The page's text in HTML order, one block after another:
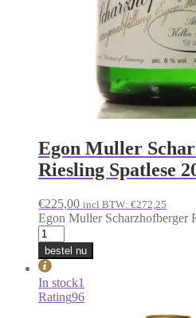
Egon Muller
Riesling Spatlese
€225,00 incl BTW: €272,25
Egon Muller Scharzhofberger
bestel nu
In stock1
Rating96